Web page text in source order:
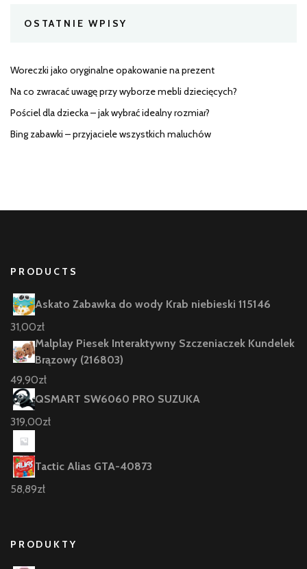
OSTATNIE WPISY
Woreczki jako oryginalne opakowanie na prezent
Na co zwracać uwagę przy wyborze mebli dziecięcych?
Pościel dla dziecka – jak wybrać idealny rozmiar?
Bing zabawki – przyjaciele wszystkich maluchów
PRODUCTS
Askato Zabawka do wody Krab niebieski 115146
31,00zł
Malplay Piesek Interaktywny Szczeniaczek Kundelek
Brązowy (216803)
49,90zł
QSMART SW6060 PRO SUZUKA
319,00zł
Tactic Alias GTA-40873
58,89zł
PRODUKTY